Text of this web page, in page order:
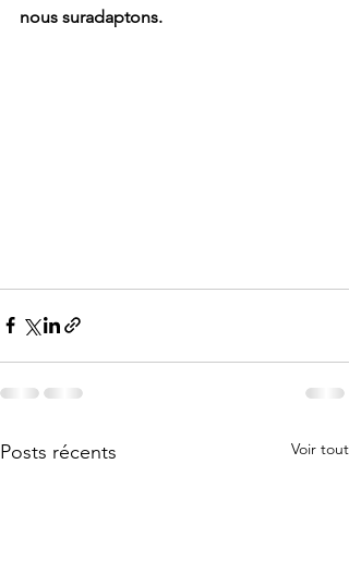
nous suradaptons.
Posts récents Voir tout